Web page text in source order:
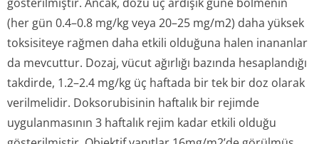
(her gün 0.4–0.8 mg/kg veya 20–25 mg/m2) daha yüksek
toksisiteye rağmen daha etkili olduğuna halen inananlar
da mevcuttur. Dozaj, vücut ağırlığı bazında hesaplandığı
takdirde, 1.2–2.4 mg/kg üç haftada bir tek bir doz olarak
verilmelidir. Doksorubisinin haftalık bir rejimde
uygulanmasının 3 haftalık rejim kadar etkili olduğu